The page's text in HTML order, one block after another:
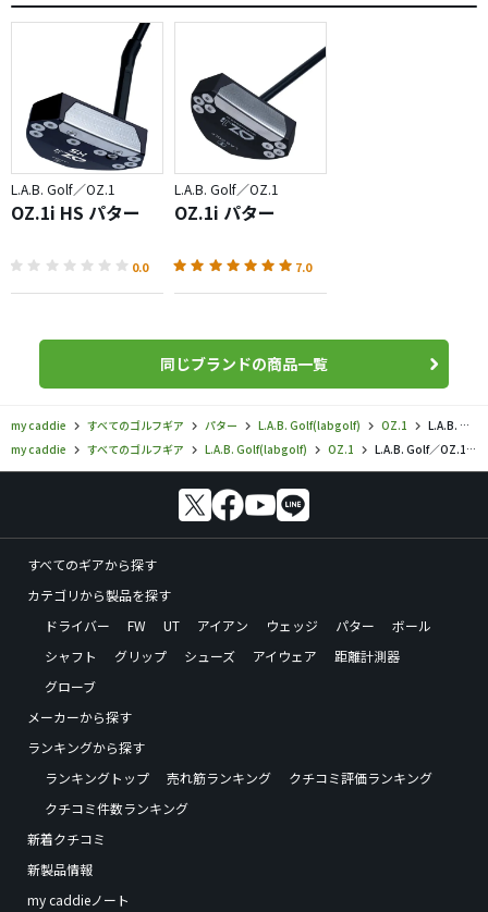
L.A.B. Golf／OZ.1
OZ.1i HS パター
0.0
L.A.B. Golf／OZ.1
OZ.1i パター
7.0
同じブランドの商品一覧
my caddie すべてのゴルフギア パター L.A.B. Golf(labgolf) OZ.1
L.A.B. Golf／OZ.1／OZ.1 パターの口コミ評価
my caddie
すべてのゴルフギア L.A.B. Golf(labgolf) OZ.1 L.A.B. Golf／OZ.1／OZ.1 パターの口コミ評価
すべてのギアから探す
カテゴリから製品を探す
ドライバー
FW UT アイアン ウェッジ パター
ボール
シャフト
グリップ シューズ アイウェア
距離計測器
グローブ
メーカーから探す
ランキングから探す
ランキングトップ
売れ筋ランキング
クチコミ評価ランキング
クチコミ件数ランキング
新着クチコミ
新製品情報
my caddieノート